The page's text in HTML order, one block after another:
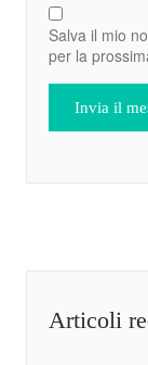
Salva il mio
per la
Articoli